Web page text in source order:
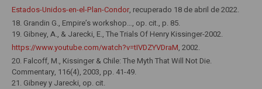
Estados-Unidos-en-el-Plan-Condor, recuperado 18 de abril de 2022.
18. Grandin G., Empire’s workshop…, op. cit., p. 85.
19. Gibney, A., & Jarecki, E., The Trials Of Henry Kissinger-2002.
https://www.youtube.com/watch?v=tIVDZYVDraM, 2002.
20. Falcoff, M., Kissinger & Chile: The Myth That Will Not Die.
Commentary, 116(4), 2003, pp. 41-49.
21. Gibney y Jarecki, op. cit.